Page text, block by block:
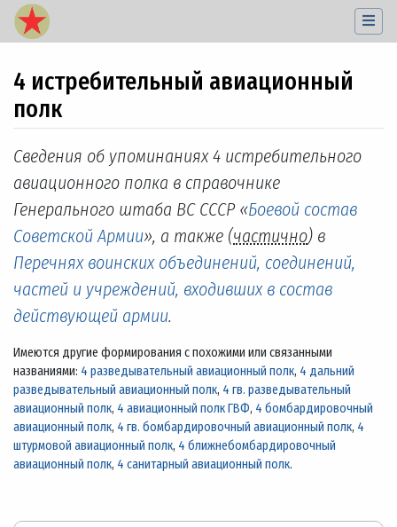
4 истребительный авиационный
полк
Перейти к:навигация,поиск
Сведения об упоминаниях 4 истребительного
авиационного полка в справочнике
Генерального штаба ВС СССР «Боевой состав
Советской Армии», а также (частично) в
Перечнях воинских объединений, соединений,
частей и учреждений, входивших в состав
действующей армии.
Имеются другие формирования с похожими или связанными
названиями: 4 разведывательный авиационный полк, 4 дальний
разведывательный авиационный полк, 4 гв. разведывательный
авиационный полк, 4 авиационный полк ГВФ, 4 бомбардировочный
авиационный полк, 4 гв. бомбардировочный авиационный полк, 4
штурмовой авиационный полк, 4 ближнебомбардировочный
авиационный полк, 4 санитарный авиационный полк.